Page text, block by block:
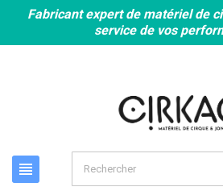
Fabricant expert de matériel de
service de vos
view_headline